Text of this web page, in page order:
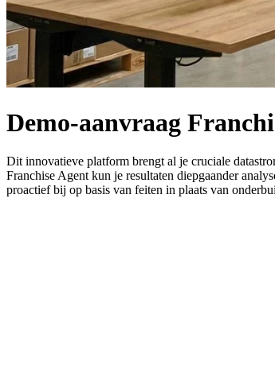
Demo-aanvraag
Dit innovatieve platform brengt al je cruciale
Franchise Agent kun je resultaten diepgaander
proactief bij op basis van feiten in plaats van